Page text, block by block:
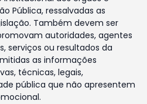
Pública, ressalvadas as
Também devem ser
autoridades, agentes
serviços ou resultados da
as informações
técnicas, legais,
pública que não apresentem